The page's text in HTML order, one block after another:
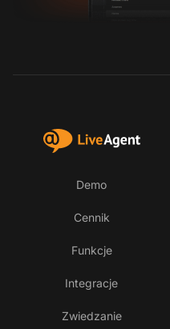
Demo
Cennik
Funkcje
Integracje
Zwiedzanie